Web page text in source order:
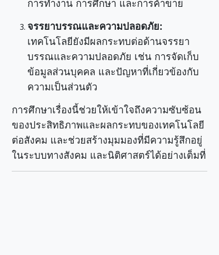
การทำงาน การศึกษา และการค้าขาย
จรรยาบรรณและความปลอดภัย:
เทคโนโลยียังมีผลกระทบต่อด้านจรรยา
บรรณและความปลอดภัย เช่น การจัดเก็บ
ข้อมูลส่วนบุคคล และปัญหาที่เกี่ยวข้องกับ
ความเป็นส่วนตัว
การศึกษาเรื่องนี้ช่วยให้เข้าใจถึงความซับซ้อน
ของประสิทธิภาพและผลกระทบของเทคโนโลยี
ต่อสังคม และช่วยสร้างมุมมองที่มีความรู้สึกอยู่
ในระบบทางสังคม และนิติศาสตร์ได้อย่างเต็มที่